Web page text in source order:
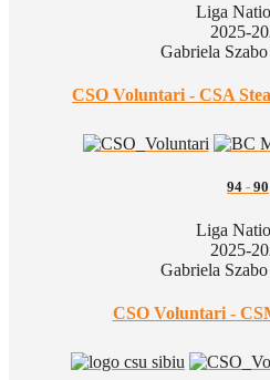
Liga
2025-
Gabriela
CSO Voluntari - CSA
94 - 90
Liga
2025-
Gabriela
CSO Voluntari -